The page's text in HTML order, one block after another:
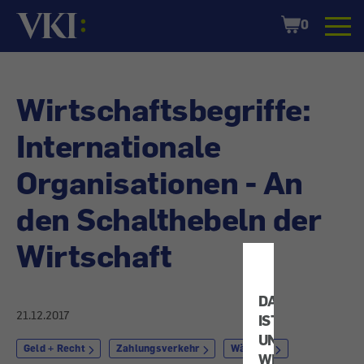
DATENSCHUTZ
IST
UNS
WICHTIG!
Startseite
Shopping
Cart
0
Wirtschaftsbegriffe:
Internationale
Organisationen - An
den Schalthebeln der
Wirtschaft
21.12.2017
Geld + Recht Zahlungsverkehr Währung